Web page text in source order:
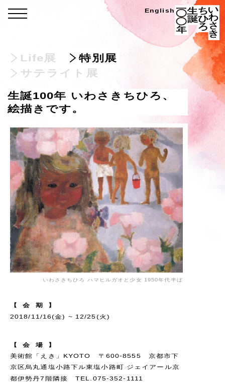
to
い
わ
さ
き
ち
ひ
100
English
menu
Life展 特別展
サテライト展
生誕100年 いわさきちひろ、
絵描きです。
いわさきちひろ ハマヒルガオと少女 1950年代半ば
【 会 期
】
2018/11/16(金) ~ 12/25(火)
【 会 場
】
美術館「えき」KYOTO 〒600-8555 京都市下
京区烏丸通塩小路下ル東塩小路町 ジェイアール京
都伊勢丹7階隣接 TEL.075-352-1111